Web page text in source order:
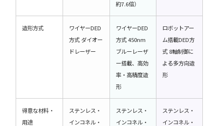
約7.6倍）
造形方式
ワイヤーDED
方式 ダイオー
ドレーザー
ワイヤーDED
方式 450nm
ブルーレーザ
ー搭載、高効
率・高精度造
形
ロボットアー
ム搭載DED方
式 8軸制御に
よる多方向造
形
得意な材料・
用途
ステンレス・
インコネル・
ステンレス・
インコネル・
ステンレス・
インコネル・